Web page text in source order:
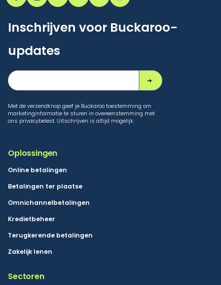
Inschrijven voor Buckaroo-
updates
Met de verzendknop geef je Buckaroo toestemming om
marketinginformatie te sturen in overeenstemming met
ons privacybeleid. Uitschrijven is altijd mogelijk.
Oplossingen
Online betalingen
Betalingen ter plaatse
Omnichannelbetalingen
Kredietbeheer
Terugkerende betalingen
Zakelijk lenen
Sectoren